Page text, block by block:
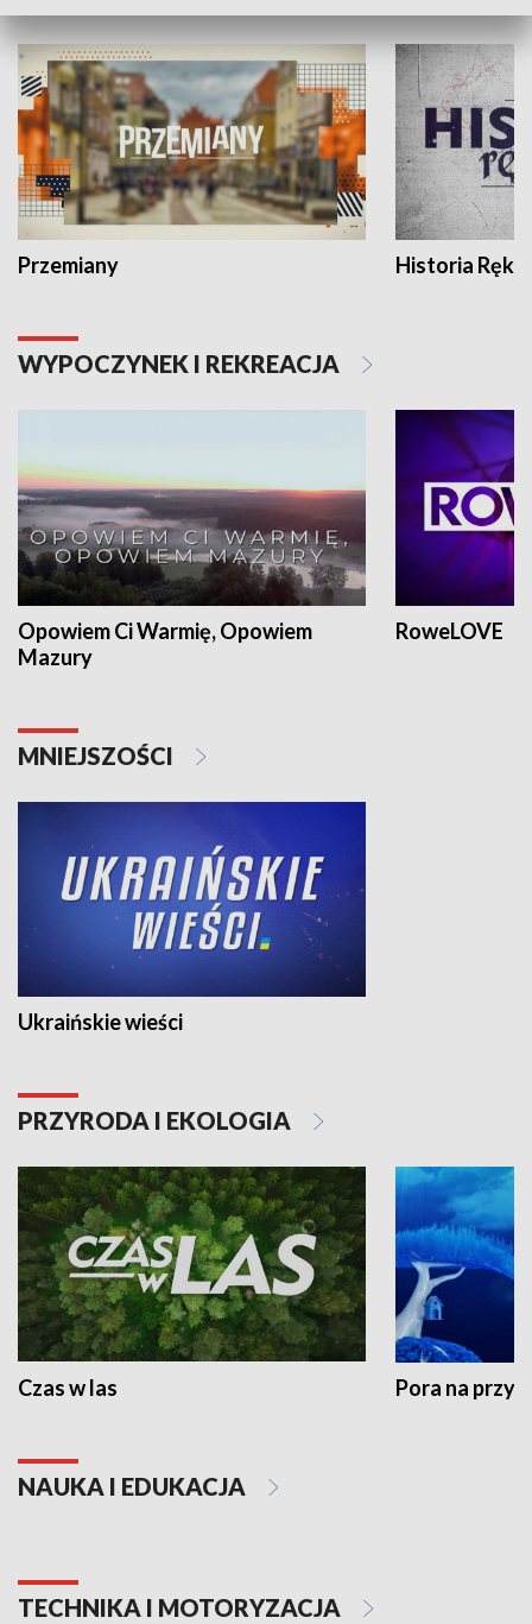
Przemiany Historia Ręką
WYPOCZYNEK I REKREACJA
Opowiem Ci Warmię, Opowiem
Mazury
RoweLOVE
MNIEJSZOŚCI
Ukraińskie wieści
PRZYRODA I EKOLOGIA
Czas w las Pora na
NAUKA I EDUKACJA
TECHNIKA I MOTORYZACJA